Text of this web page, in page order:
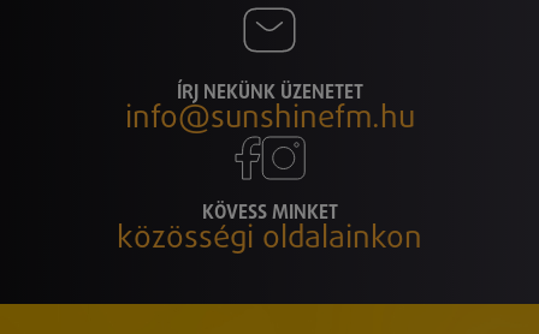
ÍRJ NEKÜNK ÜZENETET
info@sunshinefm.hu
KÖVESS MINKET
közösségi oldalainkon